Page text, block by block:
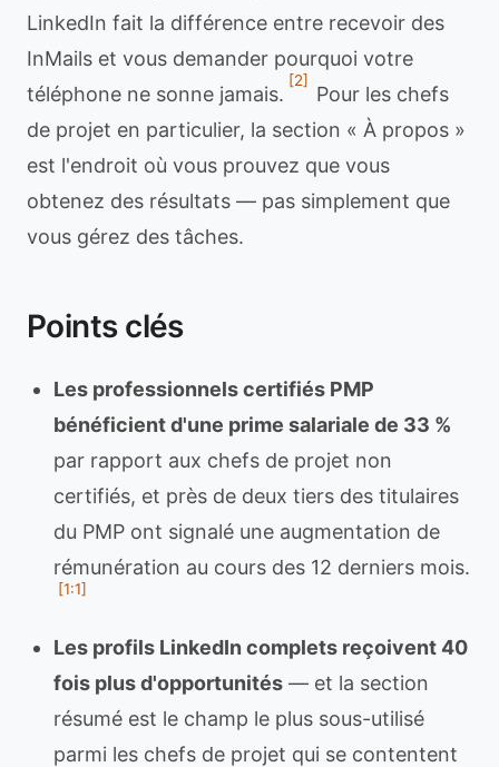
LinkedIn fait la différence entre recevoir des
InMails et vous demander pourquoi votre
téléphone ne sonne jamais.
[2]
Pour les chefs
de projet en particulier, la section « À propos »
est l'endroit où vous prouvez que vous
obtenez des résultats — pas simplement que
vous gérez des tâches.
Points clés
Les professionnels certifiés PMP
bénéficient d'une prime salariale de 33 %
par rapport aux chefs de projet non
certifiés, et près de deux tiers des titulaires
du PMP ont signalé une augmentation de
rémunération au cours des 12 derniers mois.
[1:1]
Les profils LinkedIn complets reçoivent 40
fois plus d'opportunités — et la section
résumé est le champ le plus sous-utilisé
parmi les chefs de projet qui se contentent